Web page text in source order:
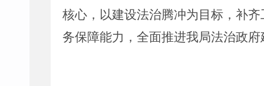
核心，以建设法治腾冲为目标，补
务保障能力， 全面推进我局法治政